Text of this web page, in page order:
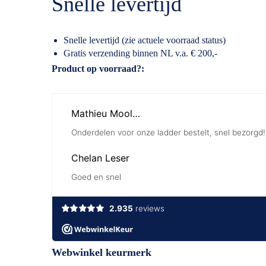
Snelle levertijd (zie actuele voorraad status)
Gratis verzending binnen NL v.a. € 200,-
Specificaties
Product op voorraad?
Webwinkel keurmerk